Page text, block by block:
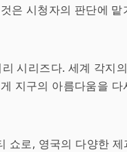
은 시청자의 판단에 맡
시리즈다. 세계 각지
지구의 아름다움을 다
쇼로, 영국의 다양한 제